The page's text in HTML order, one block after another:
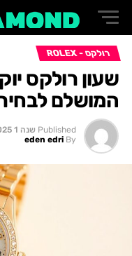
רולקס - ROLEX
שעון רולקס
המושלם
Published שנה 1 ago
By
eden edri